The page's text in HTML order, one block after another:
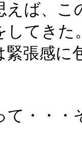
えば、
してきた
緊張感
て・・